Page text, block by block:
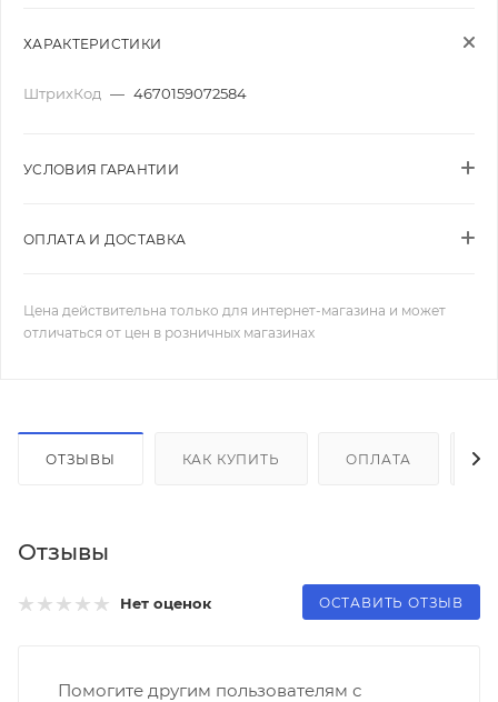
ХАРАКТЕРИСТИКИ
ШтрихКод — 4670159072584
УСЛОВИЯ ГАРАНТИИ
ОПЛАТА И ДОСТАВКА
Цена действительна только для интернет-магазина и может
отличаться от цен в розничных магазинах
ОТЗЫВЫ КАК КУПИТЬ ОПЛАТА
Отзывы
Нет оценок ОСТАВИТЬ ОТЗЫВ
Помогите другим пользователям с